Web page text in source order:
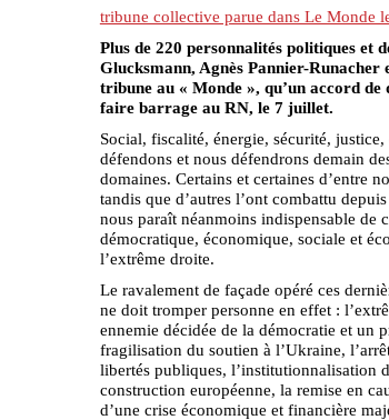
tribune collective parue dans Le Monde
Plus de 220 personnalités politiques et
Glucksmann, Agnès Pannier-
tribune au « Monde », qu’un accord
faire barrage au RN, le 7 juillet.
Social, fiscalité, énergie, sécurité,
défendons et nous défendrons demain
domaines. Certains et certaines d’entre
tandis que d’autres l’ont combattu
nous paraît néanmoins indispensable de
démocratique, économique, sociale et
l’extrême droite.
Le ravalement de façade opéré ces
ne doit tromper personne en effet :
ennemie décidée de la démocratie et un
fragilisation du soutien à l’Ukraine,
libertés publiques, l’institutionnalisation
construction européenne, la remise en
d’une crise économique et financière